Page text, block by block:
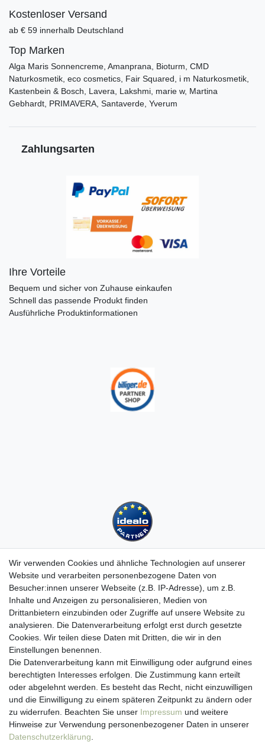
Kostenloser Versand
ab € 59 innerhalb Deutschland
Top Marken
Alga Maris Sonnencreme, Amanprana, Bioturm, CMD
Naturkosmetik, eco cosmetics, Fair Squared, i m Naturkosmetik,
Kastenbein & Bosch, Lavera, Lakshmi, marie w, Martina
Gebhardt, PRIMAVERA, Santaverde, Yverum
Zahlungsarten
Ihre Vorteile
Bequem und sicher von Zuhause einkaufen
Schnell das passende Produkt finden
Ausführliche Produktinformationen
Kundenservice
Hotline: 07452 - 847 162 0
Kontakt
Anmelden
Registrieren
Newsletter
Versand & Lieferung
Zahlungsarten
viasalutis
Mehr zu viasalutis
Beratungscenter Haut
Wir verwenden Cookies und ähnliche Technologien auf unserer
Website und verarbeiten personenbezogene Daten von
Besucher:innen unserer Webseite (z.B. IP-Adresse), um z.B.
Inhalte und Anzeigen zu personalisieren, Medien von
Drittanbietern einzubinden oder Zugriffe auf unsere Website zu
analysieren. Die Datenverarbeitung erfolgt erst durch gesetzte
Cookies. Wir teilen diese Daten mit Dritten, die wir in den
Einstellungen benennen.
Die Datenverarbeitung kann mit Einwilligung oder aufgrund eines
berechtigten Interesses erfolgen. Die Zustimmung kann erteilt
oder abgelehnt werden. Es besteht das Recht, nicht einzuwilligen
und die Einwilligung zu einem späteren Zeitpunkt zu ändern oder
zu widerrufen. Beachten Sie unser Impressum und weitere
Hinweise zur Verwendung personenbezogener Daten in unserer
Daten­schutz­erklärung